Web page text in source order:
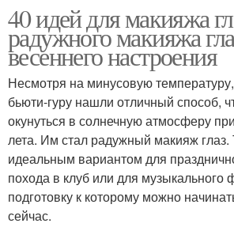
Красивый макияж
Дневный макияж
Макияж для
начинающих
40 идей для макияжа
радужного макияжа
весеннего настроения
Несмотря на минусовую
бьюти-гуру нашли отличный способ,
окунуться в солнечную атмосферу
лета. Им стал радужный макияж глаз.
идеальным вариантом для
похода в клуб или для музыкального
подготовку к которому можно
сейчас.